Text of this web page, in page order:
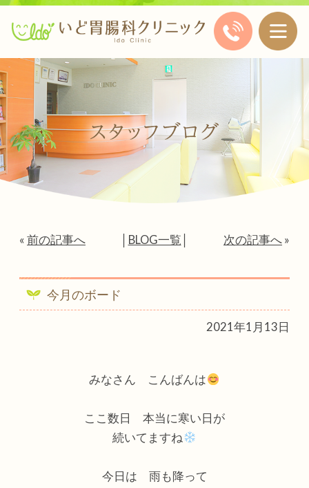
« 前の記事へ BLOG一覧 次の記事へ »
今月のボード
2021年1月13日
みなさん こんばんは
ここ数日 本当に寒い日が
続いてますね
今日は 雨も降って